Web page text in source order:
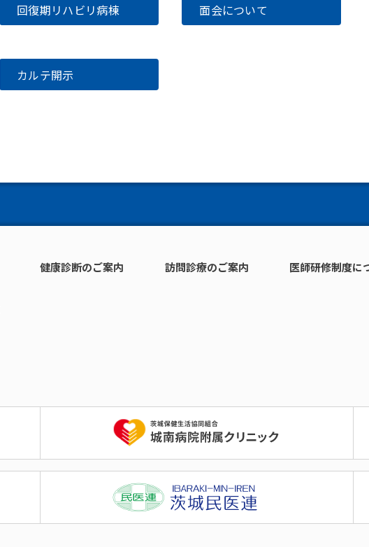
回復期リハビリ病棟 面会について
カルテ開示
健康診断のご案内 訪問診療のご案内 医師研修制度に